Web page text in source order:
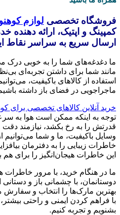
فروشگاه تخصصی لوازم
کمپینگ و اپتیک، ارائه دهنده
ارسال سریع به سراسر نقاط
ما دغدغه‌های شما را به خوبی درک
مانند شما برای داشتن تجربه‌ای
استفاده از کالاهای باکیفیت،
ماجراجویی در فضای باز داشته
خرید آنلاین کالاهای تخصصی برای
توجه به اینکه ممکن است هوا به
قدرتش را به رخ بکشد، نیازمند دقت
وسایل باکیفیت، ما و شما می‌توانیم
خاطرات زیبایی را به دفترمان
این خاطرات هیجان‌انگیز را برای هم
ما در هنگام خرید، با مرور خاطرات
دوستانمان، با چشمانی باز و دستانی
بهترین مارک‌ها را انتخاب و
با فراهم کردن ایمنی و راحتی
بشنویم و تجربه کنیم.